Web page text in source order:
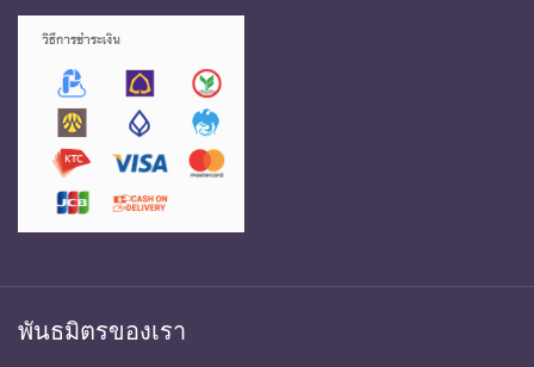
พันธมิตรของเรา